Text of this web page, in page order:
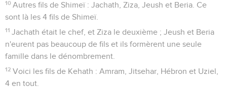
10 Autres fils de Shimeï : Jachath, Ziza, Jeush et Beria. Ce
sont là les 4 fils de Shimeï.
11 Jachath était le chef, et Ziza le deuxième ; Jeush et Beria
n'eurent pas beaucoup de fils et ils formèrent une seule
famille dans le dénombrement.
12 Voici les fils de Kehath : Amram, Jitsehar, Hébron et Uziel,
4 en tout.